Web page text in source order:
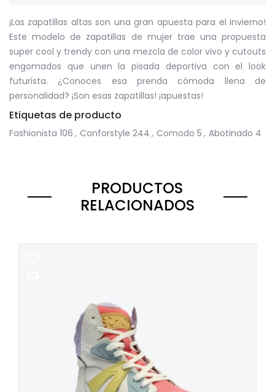
¡Las zapatillas altas son una gran apuesta para el invierno!
Este modelo de zapatillas de mujer trae una propuesta
super cool y trendy con una mezcla de color vivo y cutouts
engomados que unen la pisada deportiva con el look
futurista. ¿Conoces esa prenda cómoda llena de
personalidad? ¡Son esas zapatillas! ¡apuestas!
Etiquetas de producto
Fashionista 106 , Conforstyle 244 , Comodo 5 , Abotinado 4
PRODUCTOS
RELACIONADOS